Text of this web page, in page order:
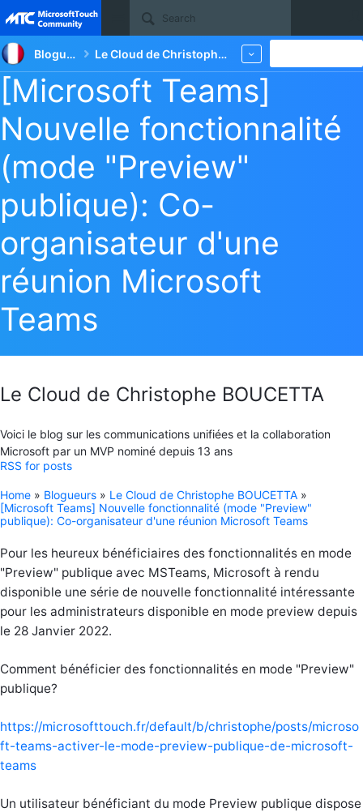
Site
Blogueurs Le Cloud de Christophe BOUCETTA
[Microsoft Teams]
Nouvelle fonctionnalité
(mode "Preview"
publique): Co-
organisateur d'une
réunion Microsoft
Teams
Le Cloud de Christophe BOUCETTA
Voici le blog sur les communications unifiées et la collaboration
Microsoft par un MVP nominé depuis 13 ans
RSS for posts
Home » Blogueurs » Le Cloud de Christophe BOUCETTA »
[Microsoft Teams] Nouvelle fonctionnalité (mode "Preview"
publique): Co-organisateur d'une réunion Microsoft Teams
Pour les heureux bénéficiaires des fonctionnalités en mode
"Preview" publique avec MSTeams, Microsoft à rendu
disponible une série de nouvelle fonctionnalité intéressante
pour les administrateurs disponible en mode preview depuis
le 28 Janvier 2022.
Comment bénéficier des fonctionnalités en mode "Preview"
publique?
https://microsofttouch.fr/default/b/christophe/posts/microso
ft-teams-activer-le-mode-preview-publique-de-microsoft-
teams
Un utilisateur bénéficiant du mode Preview publique dispose